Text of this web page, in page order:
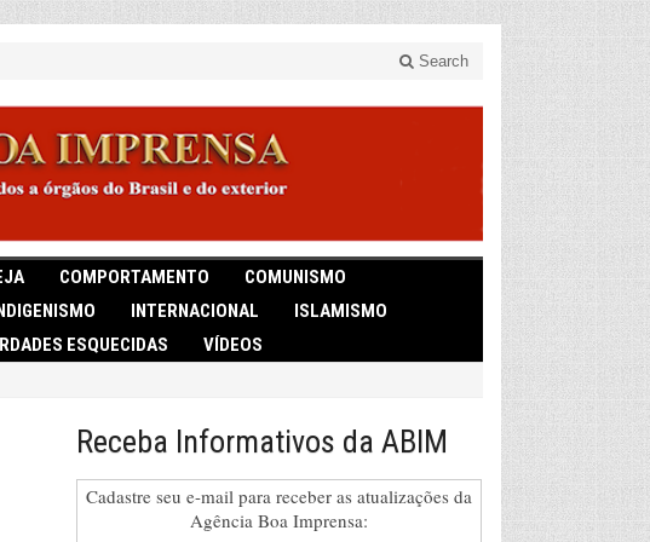
Search
COMPORTAMENTO
COMUNISMO
INTERNACIONAL
ISLAMISMO
ESQUECIDAS VÍDEOS
Receba Informativos da ABIM
Cadastre seu e-mail para receber as atualizações da
Agência Boa Imprensa: